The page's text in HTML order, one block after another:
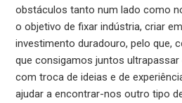
obstáculos tanto num lado como
o objetivo de fixar indústria, criar
investimento duradouro, pelo que,
que consigamos juntos ultrapassar
com troca de ideias e de
ajudar a encontrar-nos outro tipo